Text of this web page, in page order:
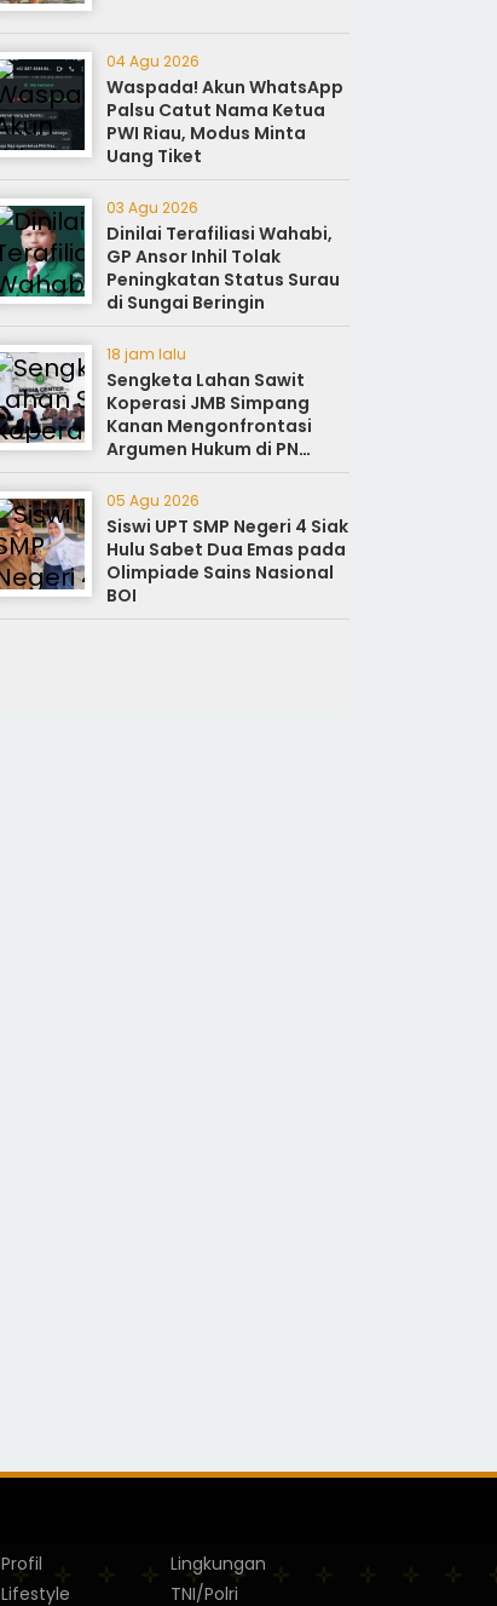
04 Agu 2026
Waspada! Akun WhatsApp
Palsu Catut Nama Ketua
PWI Riau, Modus Minta
Uang Tiket
03 Agu 2026
Dinilai Terafiliasi Wahabi,
GP Ansor Inhil Tolak
Peningkatan Status Surau
di Sungai Beringin
18 jam lalu
Sengketa Lahan Sawit
Koperasi JMB Simpang
Kanan Mengonfrontasi
Argumen Hukum di PN
Rokan Hilir
05 Agu 2026
Siswi UPT SMP Negeri 4 Siak
Hulu Sabet Dua Emas pada
Olimpiade Sains Nasional
BOI
Profil
Lifestyle
Lingkungan
TNI/Polri